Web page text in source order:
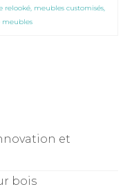
relooké, meubles customisés,
meubles
et
bois